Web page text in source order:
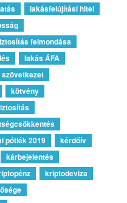
lakásfelújítási hitel
felmondása
lakás ÁFA
kötvény
pótlék 2019
kérdőív
kárbejelentés
kriptodeviza